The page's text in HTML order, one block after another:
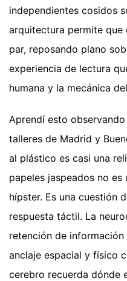
independientes cosidos
arquitectura permite
par, reposando plano
experiencia de lectura
humana y la mecánica
Aprendí esto
talleres de Madrid y
al plástico es casi una
papeles jaspeados no
hípster. Es una cuestión
respuesta táctil. La
retención de
anclaje espacial y físico
cerebro recuerda dónde